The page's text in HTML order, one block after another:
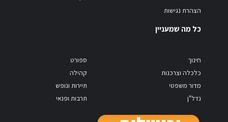
הצהרת נגישות
כל מה שמעניין
חינוך
כלכלה וצרכנות
מדור משפטי
נדל"ן
ספורט
קהילה
תיירות ונופש
תרבות ופנאי